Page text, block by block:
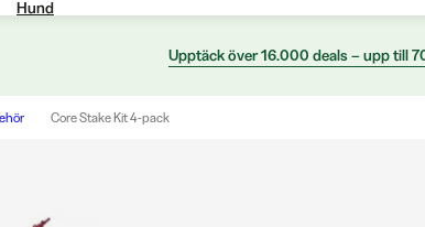
Hund
Upptäck över 16.000 deals – upp till
Core Stake Kit 4-pack